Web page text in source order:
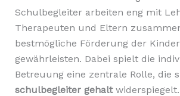
Schulbegleiter arbeiten eng mit
Therapeuten und Eltern
bestmögliche Förderung der
gewährleisten. Dabei spielt die
Betreuung eine zentrale Rolle, die
schulbegleiter gehaltwiderspiegelt.